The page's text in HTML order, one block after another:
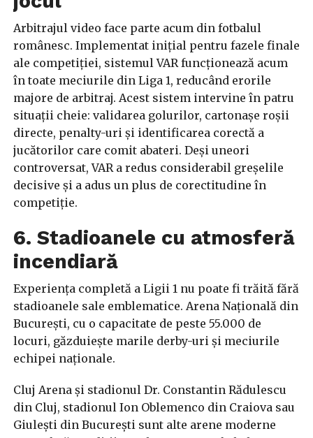
Arbitrajul video face parte acum din fotbalul
românesc. Implementat inițial pentru fazele finale
ale competiției, sistemul VAR funcționează acum
în toate meciurile din Liga 1, reducând erorile
majore de arbitraj. Acest sistem intervine în patru
situații cheie: validarea golurilor, cartonașe roșii
directe, penalty-uri și identificarea corectă a
jucătorilor care comit abateri. Deși uneori
controversat, VAR a redus considerabil greșelile
decisive și a adus un plus de corectitudine în
competiție.
6. Stadioanele cu atmosferă
incendiară
Experiența completă a Ligii 1 nu poate fi trăită fără
stadioanele sale emblematice. Arena Națională din
București, cu o capacitate de peste 55.000 de
locuri, găzduiește marile derby-uri și meciurile
echipei naționale.
Cluj Arena și stadionul Dr. Constantin Rădulescu
din Cluj, stadionul Ion Oblemenco din Craiova sau
Giulești din București sunt alte arene moderne